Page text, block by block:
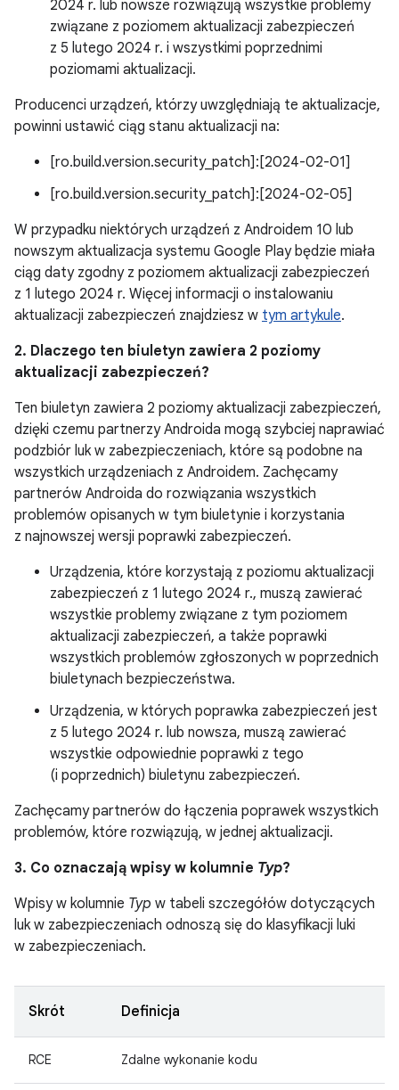
2024 r. lub nowsze rozwiązują wszystkie problemy
związane z poziomem aktualizacji zabezpieczeń
z 5 lutego 2024 r. i wszystkimi poprzednimi
poziomami aktualizacji.
Producenci urządzeń, którzy uwzględniają te aktualizacje,
powinni ustawić ciąg stanu aktualizacji na:
[ro.build.version.security_patch]:[2024-02-01]
[ro.build.version.security_patch]:[2024-02-05]
W przypadku niektórych urządzeń z Androidem 10 lub
nowszym aktualizacja systemu Google Play będzie miała
ciąg daty zgodny z poziomem aktualizacji zabezpieczeń
z 1 lutego 2024 r. Więcej informacji o instalowaniu
aktualizacji zabezpieczeń znajdziesz w tym artykule.
2. Dlaczego ten biuletyn zawiera 2 poziomy
aktualizacji zabezpieczeń?
Ten biuletyn zawiera 2 poziomy aktualizacji zabezpieczeń,
dzięki czemu partnerzy Androida mogą szybciej naprawiać
podzbiór luk w zabezpieczeniach, które są podobne na
wszystkich urządzeniach z Androidem. Zachęcamy
partnerów Androida do rozwiązania wszystkich
problemów opisanych w tym biuletynie i korzystania
z najnowszej wersji poprawki zabezpieczeń.
Urządzenia, które korzystają z poziomu aktualizacji
zabezpieczeń z 1 lutego 2024 r., muszą zawierać
wszystkie problemy związane z tym poziomem
aktualizacji zabezpieczeń, a także poprawki
wszystkich problemów zgłoszonych w poprzednich
biuletynach bezpieczeństwa.
Urządzenia, w których poprawka zabezpieczeń jest
z 5 lutego 2024 r. lub nowsza, muszą zawierać
wszystkie odpowiednie poprawki z tego
(i poprzednich) biuletynu zabezpieczeń.
Zachęcamy partnerów do łączenia poprawek wszystkich
problemów, które rozwiązują, w jednej aktualizacji.
3. Co oznaczają wpisy w kolumnie Typ?
Wpisy w kolumnie Typ w tabeli szczegółów dotyczących
luk w zabezpieczeniach odnoszą się do klasyfikacji luki
w zabezpieczeniach.
Skrót Definicja
RCE Zdalne wykonanie kodu